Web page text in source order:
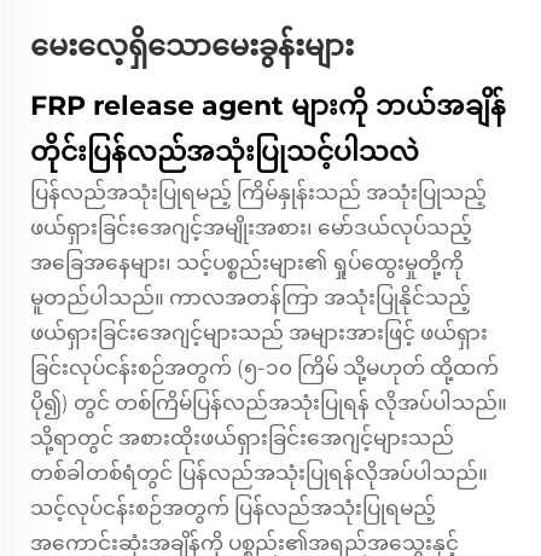
မေးလေ့ရှိသောမေးခွန်းများ
FRP release agent များကို ဘယ်အချိန်
တိုင်းပြန်လည်အသုံးပြုသင့်ပါသလဲ
ပြန်လည်အသုံးပြုရမည့် ကြိမ်နှုန်းသည် အသုံးပြုသည့်
ဖယ်ရှားခြင်းအေဂျင့်အမျိုးအစား၊ မော်ဒယ်လုပ်သည့်
အခြေအနေများ၊ သင့်ပစ္စည်းများ၏ ရှုပ်ထွေးမှုတို့ကို
မူတည်ပါသည်။ ကာလအတန်ကြာ အသုံးပြုနိုင်သည့်
ဖယ်ရှားခြင်းအေဂျင့်များသည် အများအားဖြင့် ဖယ်ရှား
ခြင်းလုပ်ငန်းစဉ်အတွက် (၅-၁၀ ကြိမ် သို့မဟုတ် ထို့ထက်
ပို၍) တွင် တစ်ကြိမ်ပြန်လည်အသုံးပြုရန် လိုအပ်ပါသည်။
သို့ရာတွင် အစားထိုးဖယ်ရှားခြင်းအေဂျင့်များသည်
တစ်ခါတစ်ရံတွင် ပြန်လည်အသုံးပြုရန်လိုအပ်ပါသည်။
သင့်လုပ်ငန်းစဉ်အတွက် ပြန်လည်အသုံးပြုရမည့်
အကောင်းဆုံးအချိန်ကို ပစ္စည်း၏အရည်အသွေးနှင့်